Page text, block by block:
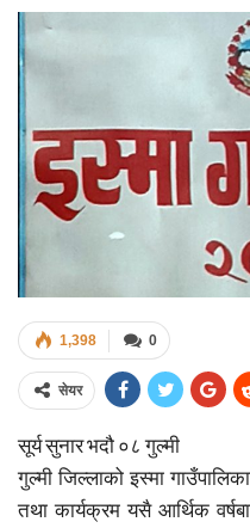
0
1,398
सेयर
सूर्य सुनार भदौ ०८ गुल्मी
गुल्मी जिल्लाको इस्मा
तथा कार्यक्रम यसै आर्थिक